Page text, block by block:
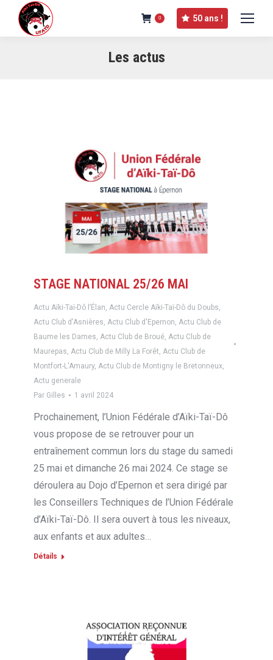
0 50 ans !
Les actus
STAGE NATIONAL 25/26 MAI
Actu Aïki-Taï-Dô l’Élan, Actu Cercle Aïki-Taï-Dô du Doubs,
Actu Club d'Asnières, Actu Club d'Epernon, Actu Club de
Baume les Dames, Actu Club de Broué, Actu Club de
Maurepas, Actu Club de Milly La Forêt, Actu Club de
Montfort-L'Amaury, Actu Club de Montigny le Bretonneux,
Actu generale
Par Gilles 1 avril 2024
Prochainement, l’Union Fédérale d’Aïki-Taï-Dô
vous propose de se retrouver pour un
entraînement commun lors du stage du samedi
25 mai et dimanche 26 mai 2024. Ce stage se
déroulera au Dojo d’Epernon et sera dirigé par
les Conseillers Techniques de l’Union Fédérale
d’Aïki-Taï-Dô. Il sera ouvert à tous les niveaux,
aux enfants et aux adultes…
Détails